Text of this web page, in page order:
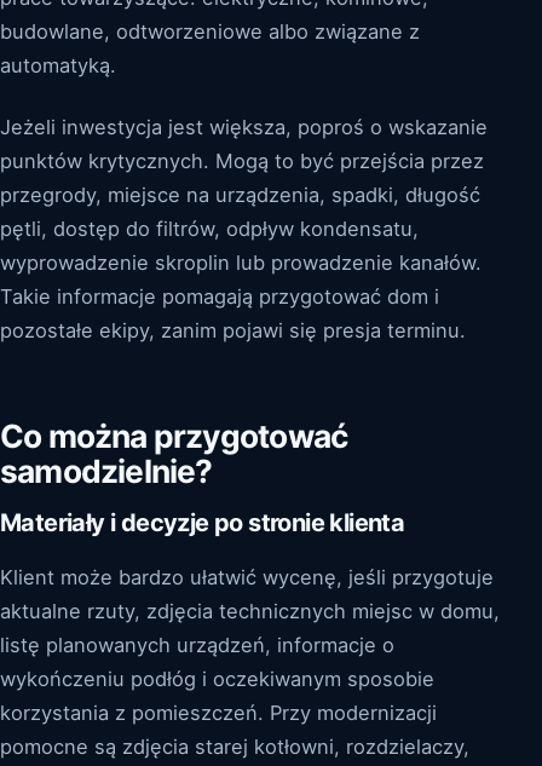
budowlane, odtworzeniowe albo związane z
automatyką.
Jeżeli inwestycja jest większa, poproś o wskazanie
punktów krytycznych. Mogą to być przejścia przez
przegrody, miejsce na urządzenia, spadki, długość
pętli, dostęp do filtrów, odpływ kondensatu,
wyprowadzenie skroplin lub prowadzenie kanałów.
Takie informacje pomagają przygotować dom i
pozostałe ekipy, zanim pojawi się presja terminu.
Co można przygotować
samodzielnie?
Materiały i decyzje po stronie klienta
Klient może bardzo ułatwić wycenę, jeśli przygotuje
aktualne rzuty, zdjęcia technicznych miejsc w domu,
listę planowanych urządzeń, informacje o
wykończeniu podłóg i oczekiwanym sposobie
korzystania z pomieszczeń. Przy modernizacji
pomocne są zdjęcia starej kotłowni, rozdzielaczy,